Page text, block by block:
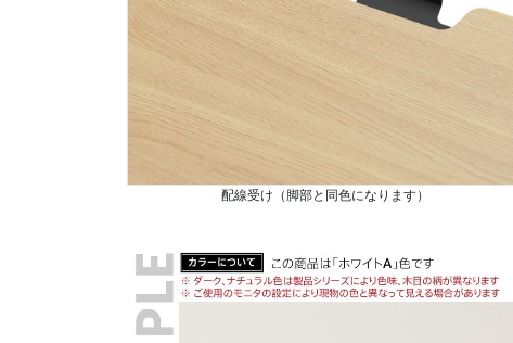
配線受け（脚部と同色になります）